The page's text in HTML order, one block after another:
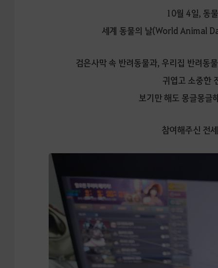
10월 4일, 동
세계 동물의 날(World Animal
검은사막 속 반려동물과, 우리집 반려동
귀엽고 소중한
보기만 해도 몽글몽글
참여해주신 전